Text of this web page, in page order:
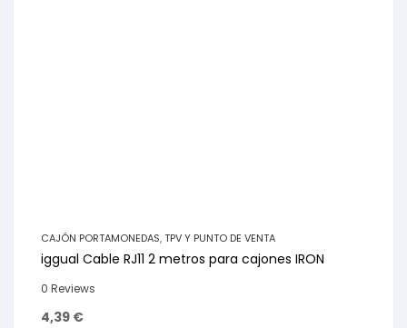
CAJÓN PORTAMONEDAS,TPV Y PUNTO DE VENTA
iggual Cable RJ11 2 metros para cajones IRON
0 Reviews
4,39 €